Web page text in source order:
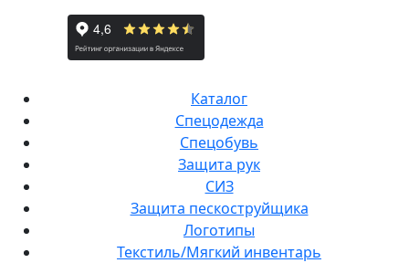
Каталог
Спецодежда
Спецобувь
Защита рук
СИЗ
Защита пескоструйщика
Логотипы
Текстиль/Мягкий инвентарь